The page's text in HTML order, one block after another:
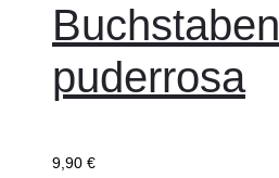
Buchstaben
puderrosa
9,90 €